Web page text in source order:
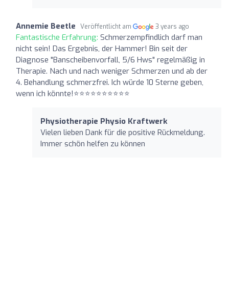
Annemie Beetle Veröffentlicht am 3 years ago
Fantastische Erfahrung: Schmerzempfindlich darf man
nicht sein! Das Ergebnis, der Hammer! Bin seit der
Diagnose "Banscheibenvorfall, 5/6 Hws" regelmäßig in
Therapie. Nach und nach weniger Schmerzen und ab der
4. Behandlung schmerzfrei. Ich würde 10 Sterne geben,
wenn ich könnte!⭐⭐⭐⭐⭐⭐⭐⭐⭐⭐
Physiotherapie Physio Kraftwerk
Vielen lieben Dank für die positive Rückmeldung.
Immer schön helfen zu können